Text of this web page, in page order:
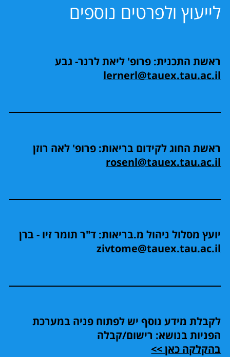
לייעוץ ולפרטים נוספים
ראשת התכנית: פרופ' ליאת לרנר- גבע
lernerl@tauex.tau.ac.il
ראשת החוג לקידום בריאות: פרופ' לאה רוזן
rosenl@tauex.tau.ac.il
יועץ מסלול ניהול מ.בריאות: ד"ר תומר זיו - ברן
zivtome@tauex.tau.ac.il
לקבלת מידע נוסף יש לפתוח פניה במערכת
הפניות בנושא: רישום/קבלה
בהקלקה כאן >>